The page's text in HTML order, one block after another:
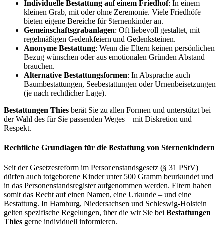
Individuelle Bestattung auf einem Friedhof: In einem
kleinen Grab, mit oder ohne Zeremonie. Viele Friedhöfe
bieten eigene Bereiche für Sternenkinder an.
Gemeinschaftsgrabanlagen: Oft liebevoll gestaltet, mit
regelmäßigen Gedenkfeiern und Gedenksteinen.
Anonyme Bestattung: Wenn die Eltern keinen persönlichen
Bezug wünschen oder aus emotionalen Gründen Abstand
brauchen.
Alternative Bestattungsformen: In Absprache auch
Baumbestattungen, Seebestattungen oder Urnenbeisetzungen
(je nach rechtlicher Lage).
Bestattungen Thies berät Sie zu allen Formen und unterstützt bei
der Wahl des für Sie passenden Weges – mit Diskretion und
Respekt.
Rechtliche Grundlagen für die Bestattung von Sternenkindern
Seit der Gesetzesreform im Personenstandsgesetz (§ 31 PStV)
dürfen auch totgeborene Kinder unter 500 Gramm beurkundet und
in das Personenstandsregister aufgenommen werden. Eltern haben
somit das Recht auf einen Namen, eine Urkunde – und eine
Bestattung. In Hamburg, Niedersachsen und Schleswig-Holstein
gelten spezifische Regelungen, über die wir Sie bei Bestattungen
Thies gerne individuell informieren.